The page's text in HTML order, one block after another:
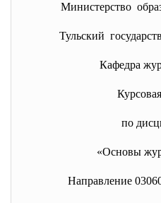
Министерство
Тульский
Кафедра
по
«Основы
Направление